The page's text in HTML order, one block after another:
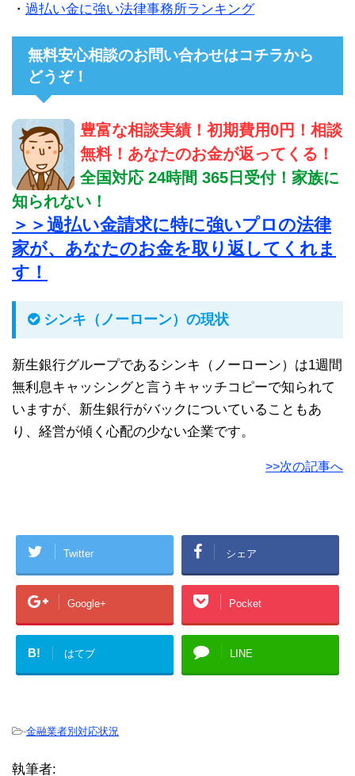
・ 過払い金に強い法律事務所ランキング
無料安心相談のお問い合わせはコチラから
どうぞ！
豊富な相談実績！初期費用0円！相談
無料！あなたのお金が返ってくる！
全国対応 24時間 365日受付！家族に
知られない！
＞＞過払い金請求に特に強いプロの法律
家が、あなたのお金を取り返してくれま
す！
シンキ（ノーローン）の現状
新生銀行グループであるシンキ（ノーローン）は1週間
無利息キャッシングと言うキャッチコピーで知られて
いますが、新生銀行がバックについていることもあ
り、経営が傾く心配の少ない企業です。
>>次の記事へ
Twitter シェア
Google+ Pocket
B! はてブ LINE
-金融業者別対応状況
執筆者: